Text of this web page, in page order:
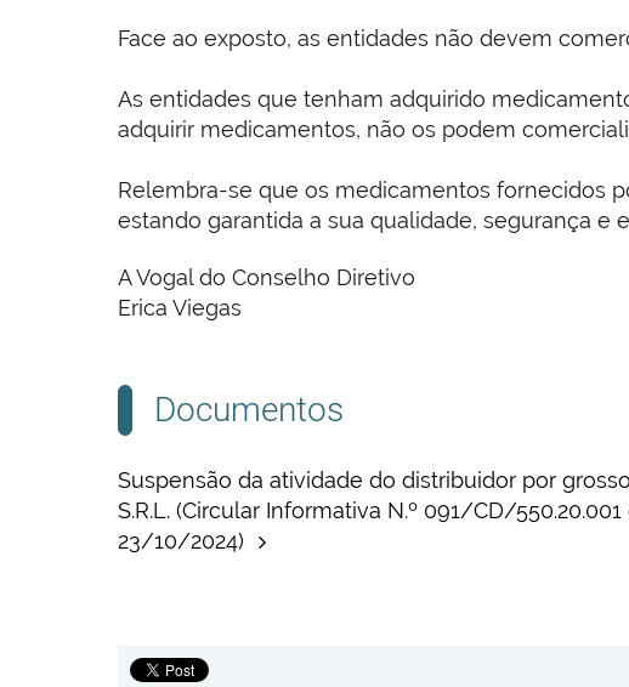
Face ao exposto, as entidades não devem
As entidades que tenham adquirido
adquirir medicamentos, não os podem
Relembra-se que os medicamentos fornecidos
estando garantida a sua qualidade, segurança e
A Vogal do Conselho Diretivo
Erica Viegas
Documentos
Suspensão da atividade do distribuidor por
S.R.L. (Circular Informativa N.º 091/CD/550.20.001
23/10/2024)